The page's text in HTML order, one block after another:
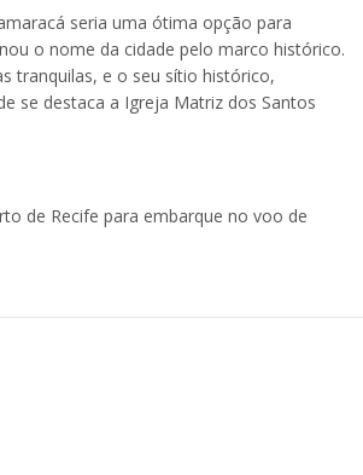
seria uma ótima opção para
o nome da cidade pelo marco histórico.
tranquilas, e o seu sítio histórico,
se destaca a Igreja Matriz dos Santos
de Recife para embarque no voo de